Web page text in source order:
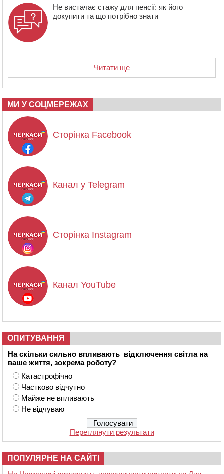
Не вистачає стажу для пенсії: як його
докупити та що потрібно знати
Читати ще
МИ У СОЦМЕРЕЖАХ
Сторінка Facebook
Канал у Telegram
Сторінка Instagram
Канал YouTube
ОПИТУВАННЯ
На скільки сильно впливають відключення світла на
ваше життя, зокрема роботу?
Катастрофічно
Частково відчутно
Майже не впливають
Не відчуваю
Переглянути результати
ПОПУЛЯРНЕ НА САЙТІ